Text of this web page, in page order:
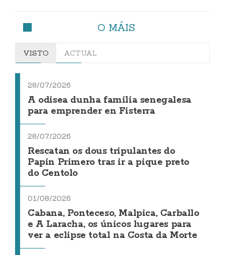
O MÁIS
VISTO ACTUAL
28/07/2026
A odisea dunha familia senegalesa
para emprender en Fisterra
28/07/2026
Rescatan os dous tripulantes do
Papin Primero tras ir a pique preto
do Centolo
01/08/2026
Cabana, Ponteceso, Malpica, Carballo
e A Laracha, os únicos lugares para
ver a eclipse total na Costa da Morte